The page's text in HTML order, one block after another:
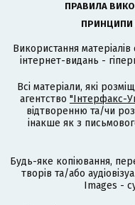
ПРАВИЛА
ПРИНЦИПИ
Використання
інтернет-видань -
Всі матеріали, які
агентство "Інтерфакс-
відтворенню та/чи
інакше як з
Будь-яке копіювання,
творів та/або
Images -